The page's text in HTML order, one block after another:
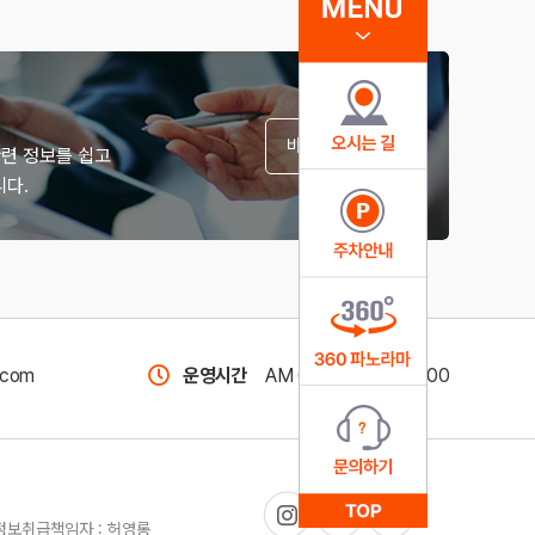
정보를 쉽고
다.
바로가기
운영시간 AM 09:00 ~ PM 18:00
취급책임자 : 허영롱